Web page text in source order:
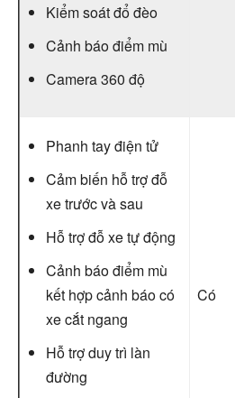
Kiểm soát đổ đèo
Cảnh báo điểm mù
Camera 360 độ
Phanh tay điện tử
Cảm biến hỗ trợ đỗ
xe trước và sau
Hỗ trợ đỗ xe tự động
Cảnh báo điểm mù
kết hợp cảnh báo có
xe cắt ngang
Hỗ trợ duy trì làn
đường
Có